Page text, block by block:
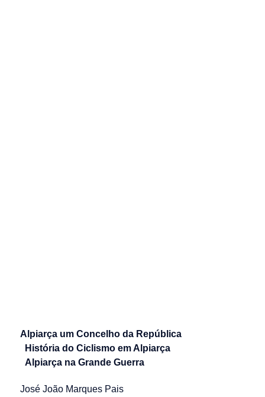
Alpiarça um Concelho da República
História do Ciclismo em Alpiarça
Alpiarça na Grande Guerra
José João Marques Pais